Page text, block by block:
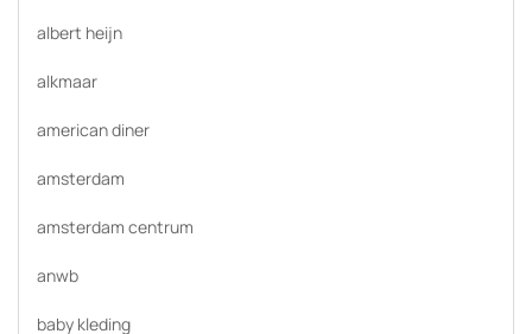
albert heijn
alkmaar
american diner
amsterdam
amsterdam centrum
anwb
baby kleding